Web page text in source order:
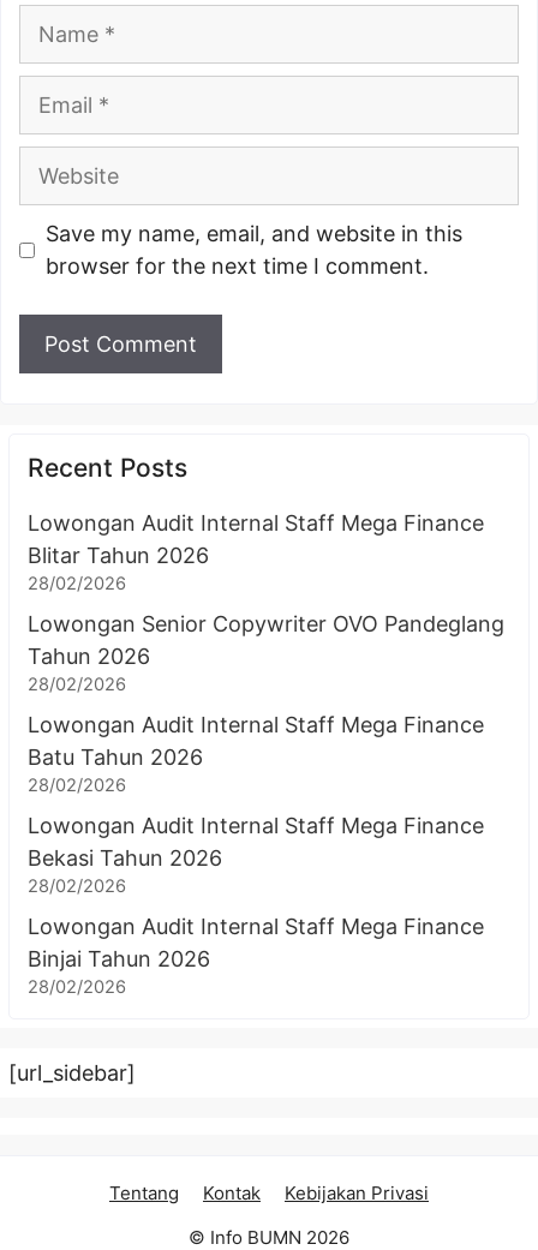
Website
Save my name, email, and website in this
browser for the next time I comment.
Recent Posts
Lowongan Audit Internal Staff Mega Finance
Blitar Tahun 2026
28/02/2026
Lowongan Senior Copywriter OVO Pandeglang
Tahun 2026
28/02/2026
Lowongan Audit Internal Staff Mega Finance
Batu Tahun 2026
28/02/2026
Lowongan Audit Internal Staff Mega Finance
Bekasi Tahun 2026
28/02/2026
Lowongan Audit Internal Staff Mega Finance
Binjai Tahun 2026
28/02/2026
[url_sidebar]
Tentang Kontak
Kebijakan Privasi
© Info BUMN 2026